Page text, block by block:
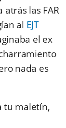
las FAR
al EJT
el ex
nada es
tu maletín,